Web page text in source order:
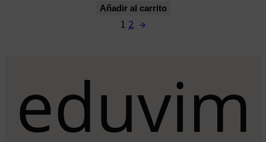
Añadir al carrito
1 2 →